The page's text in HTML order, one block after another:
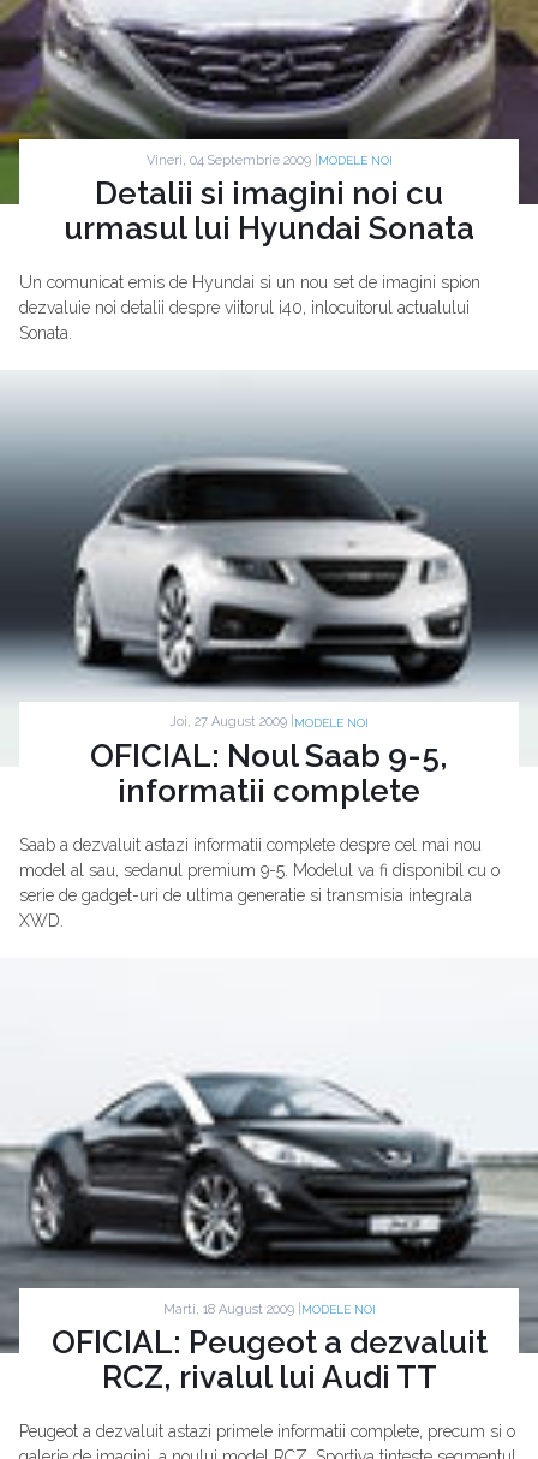
Vineri, 04 Septembrie 2009 | MODELE NOI
Detalii si imagini noi cu
urmasul lui Hyundai Sonata
Un comunicat emis de Hyundai si un nou set de imagini spion
dezvaluie noi detalii despre viitorul i40, inlocuitorul actualului
Sonata.
Joi, 27 August 2009 | MODELE NOI
OFICIAL: Noul Saab 9-5,
informatii complete
Saab a dezvaluit astazi informatii complete despre cel mai nou
model al sau, sedanul premium 9-5. Modelul va fi disponibil cu o
serie de gadget-uri de ultima generatie si transmisia integrala
XWD.
Marti, 18 August 2009 | MODELE NOI
OFICIAL: Peugeot a dezvaluit
RCZ, rivalul lui Audi TT
Peugeot a dezvaluit astazi primele informatii complete, precum si o